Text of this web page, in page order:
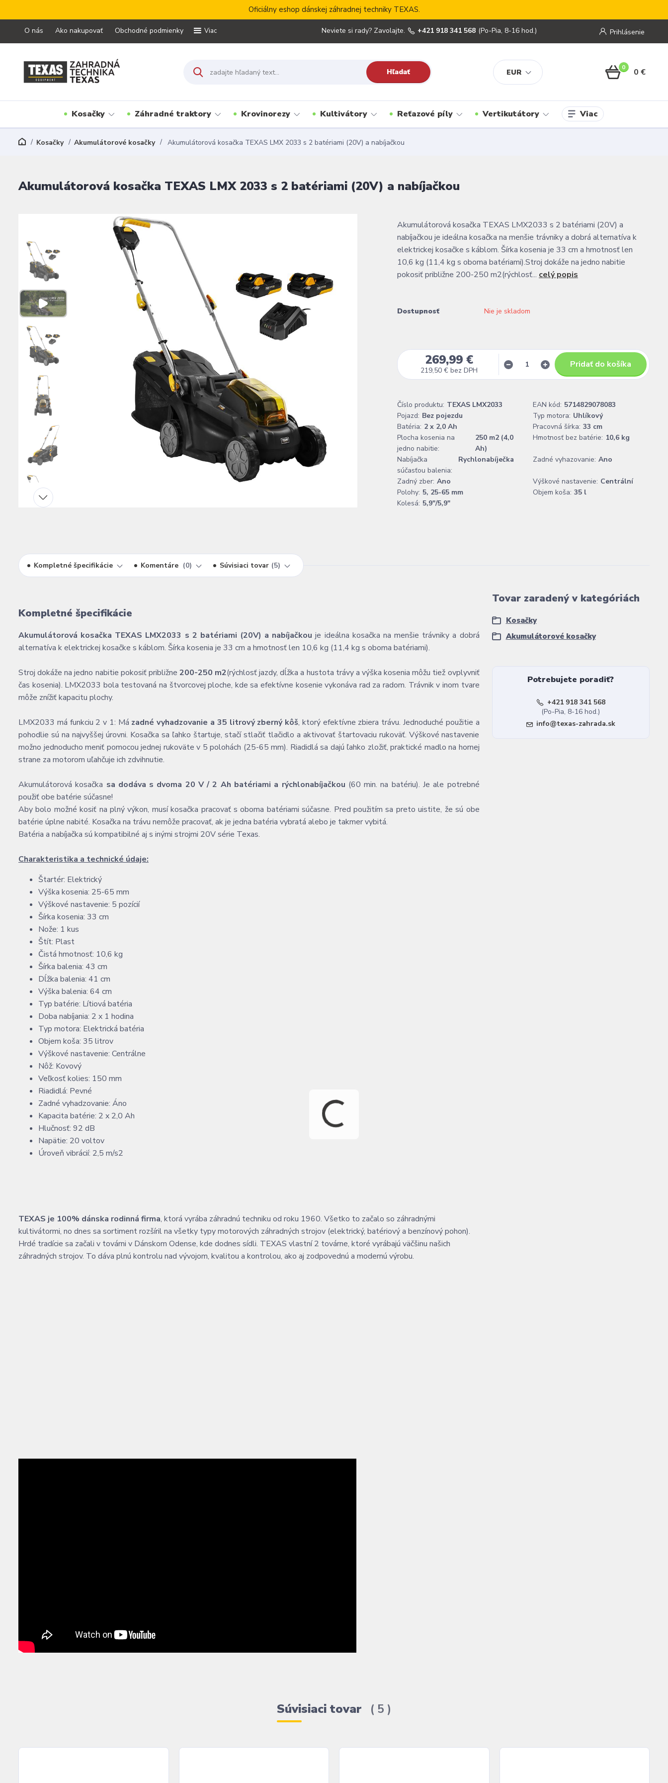
Oficiálny eshop dánskej záhradnej techniky TEXAS.
O nás Ako nakupovať Obchodné podmienky Viac
EUR
Prihlásenie
Hľadať
Neviete si rady? Zavolajte. +421 918 341 568 (Po-Pia, 8-16 hod.)
0 0 €
Kosačky Záhradné traktory Krovinorezy Kultivátory Reťazové píly Vertikutátory Viac
Kosačky Akumulátorové kosačky Akumulátorová kosačka TEXAS LMX 2033 s 2 batériami (20V) a nabíjačkou
Akumulátorová kosačka TEXAS LMX 2033 s 2 batériami (20V) a nabíjačkou
Akumulátorová kosačka TEXAS LMX2033 s 2 batériami (20V) a
nabíjačkou je ideálna kosačka na menšie trávniky a dobrá alternatíva k
elektrickej kosačke s káblom. Šírka kosenia je 33 cm a hmotnosť len
10,6 kg (11,4 kg s oboma batériami).Stroj dokáže na jedno nabitie
pokosiť približne 200-250 m2(rýchlosť... celý popis
Dostupnosť Nie je skladom
269,99 €
219,50 € bez DPH
Pridať do košíka
Číslo produktu: TEXAS LMX2033 EAN kód: 5714829078083
Pojazd: Bez pojezdu Typ motora: Uhlíkový
Batéria: 2 x 2,0 Ah Pracovná šírka: 33 cm
Plocha kosenia na
jedno nabitie:
250 m2 (4,0
Ah)
Hmotnosť bez batérie: 10,6 kg
Nabíjačka
súčasťou balenia:
Rychlonabíječka Zadné vyhazovanie: Ano
Zadný zber: Ano Výškové nastavenie: Centrální
Polohy: 5, 25-65 mm Objem koša: 35 l
Kolesá: 5,9"/5,9"
Kompletné špecifikácie Komentáre 0 Súvisiaci tovar 5
Kompletné špecifikácie
Akumulátorová kosačka TEXAS LMX2033 s 2 batériami (20V) a nabíjačkou je ideálna kosačka na menšie trávniky a dobrá
alternatíva k elektrickej kosačke s káblom. Šírka kosenia je 33 cm a hmotnosť len 10,6 kg (11,4 kg s oboma batériami).
Stroj dokáže na jedno nabitie pokosiť približne 200-250 m2(rýchlosť jazdy, dĺžka a hustota trávy a výška kosenia môžu tiež ovplyvniť
čas kosenia). LMX2033 bola testovaná na štvorcovej ploche, kde sa efektívne kosenie vykonáva rad za radom. Trávnik v inom tvare
môže znížiť kapacitu plochy.
LMX2033 má funkciu 2 v 1: Má zadné vyhadzovanie a 35 litrový zberný kôš, ktorý efektívne zbiera trávu. Jednoduché použitie a
pohodlie sú na najvyššej úrovni. Kosačka sa ľahko štartuje, stačí stlačiť tlačidlo a aktivovať štartovaciu rukoväť. Výškové nastavenie
možno jednoducho meniť pomocou jednej rukoväte v 5 polohách (25-65 mm). Riadidlá sa dajú ľahko zložiť, praktické madlo na hornej
strane za motorom uľahčuje ich zdvihnutie.
Akumulátorová kosačka sa dodáva s dvoma 20 V / 2 Ah batériami a rýchlonabíjačkou (60 min. na batériu). Je ale potrebné
použiť obe batérie súčasne!
Aby bolo možné kosiť na plný výkon, musí kosačka pracovať s oboma batériami súčasne. Pred použitím sa preto uistite, že sú obe
batérie úplne nabité. Kosačka na trávu nemôže pracovať, ak je jedna batéria vybratá alebo je takmer vybitá.
Batéria a nabíjačka sú kompatibilné aj s inými strojmi 20V série Texas.
Charakteristika a technické údaje:
Štartér: Elektrický
Výška kosenia: 25-65 mm
Výškové nastavenie: 5 pozícií
Šírka kosenia: 33 cm
Nože: 1 kus
Štít: Plast
Čistá hmotnosť: 10,6 kg
Šírka balenia: 43 cm
Dĺžka balenia: 41 cm
Výška balenia: 64 cm
Typ batérie: Lítiová batéria
Doba nabíjania: 2 x 1 hodina
Typ motora: Elektrická batéria
Objem koša: 35 litrov
Výškové nastavenie: Centrálne
Nôž: Kovový
Veľkosť kolies: 150 mm
Riadidlá: Pevné
Zadné vyhadzovanie: Áno
Kapacita batérie: 2 x 2,0 Ah
Hlučnosť: 92 dB
Napätie: 20 voltov
Úroveň vibrácií: 2,5 m/s2
TEXAS je 100% dánska rodinná firma, ktorá vyrába záhradnú techniku od roku 1960. Všetko to začalo so záhradnými
kultivátormi, no dnes sa sortiment rozšíril na všetky typy motorových záhradných strojov (elektrický, batériový a benzínový pohon).
Hrdé tradície sa začali v továrni v Dánskom Odense, kde dodnes sídli. TEXAS vlastní 2 továrne, ktoré vyrábajú väčšinu našich
záhradných strojov. To dáva plnú kontrolu nad vývojom, kvalitou a kontrolou, ako aj zodpovednú a modernú výrobu.
Tovar zaradený v kategóriách
Kosačky
Akumulátorové kosačky
Potrebujete poradiť?
+421 918 341 568
(Po-Pia, 8-16 hod.)
info@texas-zahrada.sk
Súvisiaci tovar 5